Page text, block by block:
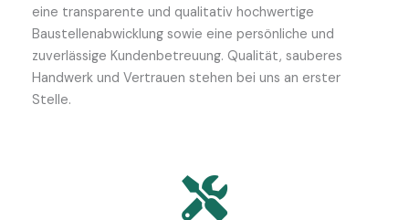
eine transparente und qualitativ hochwertige
Baustellenabwicklung sowie eine persönliche und
zuverlässige Kundenbetreuung. Qualität, sauberes
Handwerk und Vertrauen stehen bei uns an erster
Stelle.